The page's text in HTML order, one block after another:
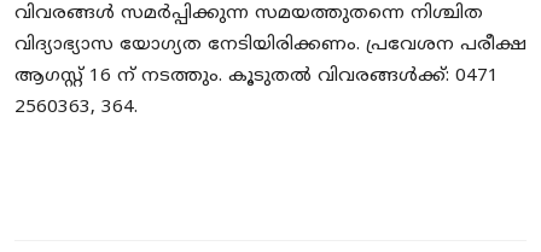
വിവരങ്ങൾ സമർപ്പിക്കുന്ന സമയത്തുതന്നെ നിശ്ചിത
വിദ്യാഭ്യാസ യോഗ്യത നേടിയിരിക്കണം. പ്രവേശന പരീക്ഷ
ആഗസ്റ്റ് 16 ന് നടത്തും. കൂടുതൽ വിവരങ്ങൾക്ക്: 0471
2560363, 364.